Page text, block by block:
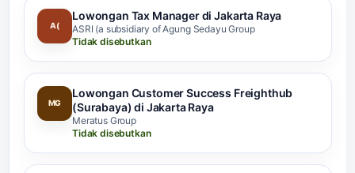
A(
Lowongan Tax Manager di Jakarta Raya
ASRI (a subsidiary of Agung Sedayu Group
Tidak disebutkan
MG
Lowongan Customer Success Freighthub
(Surabaya) di Jakarta Raya
Meratus Group
Tidak disebutkan